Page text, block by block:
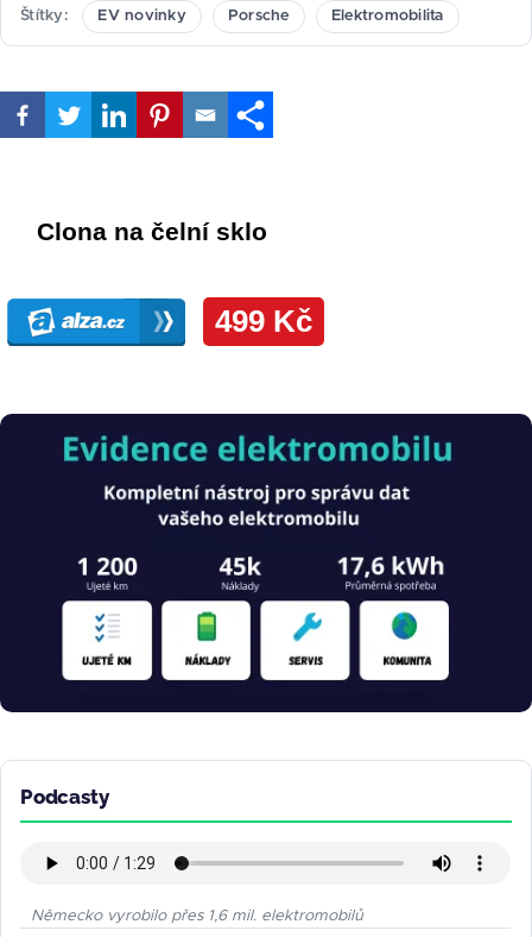
Štítky EV novinky Porsche Elektromobilita
Obrázek
Podcasty
Německo vyrobilo přes 1,6 mil. elektromobilů